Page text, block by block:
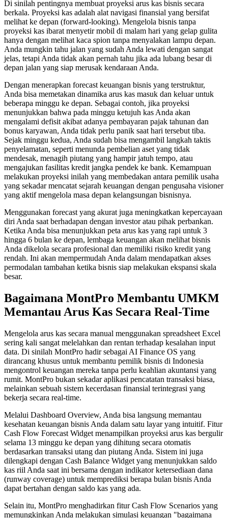
Di sinilah pentingnya membuat proyeksi arus kas bisnis secara
berkala. Proyeksi kas adalah alat navigasi finansial yang bersifat
melihat ke depan (forward-looking). Mengelola bisnis tanpa
proyeksi kas ibarat menyetir mobil di malam hari yang gelap gulita
hanya dengan melihat kaca spion tanpa menyalakan lampu depan.
Anda mungkin tahu jalan yang sudah Anda lewati dengan sangat
jelas, tetapi Anda tidak akan pernah tahu jika ada lubang besar di
depan jalan yang siap merusak kendaraan Anda.
Dengan menerapkan forecast keuangan bisnis yang terstruktur,
Anda bisa memetakan dinamika arus kas masuk dan keluar untuk
beberapa minggu ke depan. Sebagai contoh, jika proyeksi
menunjukkan bahwa pada minggu ketujuh kas Anda akan
mengalami defisit akibat adanya pembayaran pajak tahunan dan
bonus karyawan, Anda tidak perlu panik saat hari tersebut tiba.
Sejak minggu kedua, Anda sudah bisa mengambil langkah taktis
penyelamatan, seperti menunda pembelian aset yang tidak
mendesak, menagih piutang yang hampir jatuh tempo, atau
mengajukan fasilitas kredit jangka pendek ke bank. Kemampuan
melakukan proyeksi inilah yang membedakan antara pemilik usaha
yang sekadar mencatat sejarah keuangan dengan pengusaha visioner
yang aktif mengelola masa depan kelangsungan bisnisnya.
Menggunakan forecast yang akurat juga meningkatkan kepercayaan
diri Anda saat berhadapan dengan investor atau pihak perbankan.
Ketika Anda bisa menunjukkan peta arus kas yang rapi untuk 3
hingga 6 bulan ke depan, lembaga keuangan akan melihat bisnis
Anda dikelola secara profesional dan memiliki risiko kredit yang
rendah. Ini akan mempermudah Anda dalam mendapatkan akses
permodalan tambahan ketika bisnis siap melakukan ekspansi skala
besar.
Bagaimana MontPro Membantu UMKM
Memantau Arus Kas Secara Real-Time
Mengelola arus kas secara manual menggunakan spreadsheet Excel
sering kali sangat melelahkan dan rentan terhadap kesalahan input
data. Di sinilah MontPro hadir sebagai AI Finance OS yang
dirancang khusus untuk membantu pemilik bisnis di Indonesia
mengontrol keuangan mereka tanpa perlu keahlian akuntansi yang
rumit. MontPro bukan sekadar aplikasi pencatatan transaksi biasa,
melainkan sebuah sistem kecerdasan finansial terintegrasi yang
bekerja secara real-time.
Melalui Dashboard Overview, Anda bisa langsung memantau
kesehatan keuangan bisnis Anda dalam satu layar yang intuitif. Fitur
Cash Flow Forecast Widget menampilkan proyeksi arus kas bergulir
selama 13 minggu ke depan yang dihitung secara otomatis
berdasarkan transaksi utang dan piutang Anda. Sistem ini juga
dilengkapi dengan Cash Balance Widget yang menunjukkan saldo
kas riil Anda saat ini bersama dengan indikator ketersediaan dana
(runway coverage) untuk memprediksi berapa bulan bisnis Anda
dapat bertahan dengan saldo kas yang ada.
Selain itu, MontPro menghadirkan fitur Cash Flow Scenarios yang
memungkinkan Anda melakukan simulasi keuangan "bagaimana